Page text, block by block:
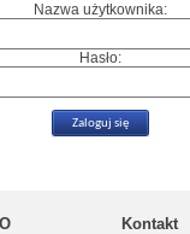
Nazwa użytkownika:
Hasło:
Kontakt